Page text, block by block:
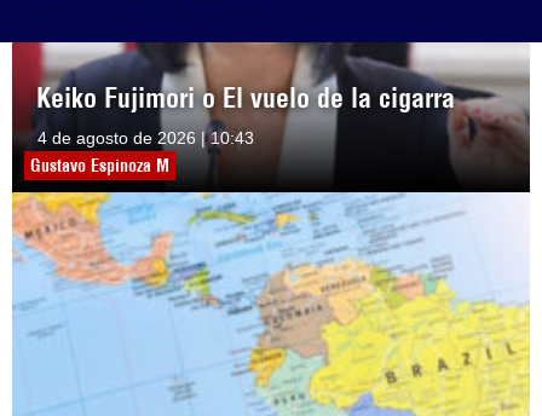
Keiko Fujimori o El vuelo de la cigarra
4 de agosto de 2026 | 10:43
Gustavo Espinoza M